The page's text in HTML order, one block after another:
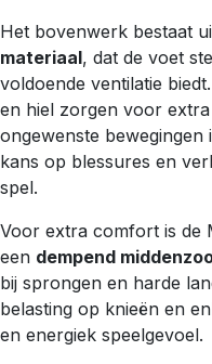
Het bovenwerk bestaat
materiaal, dat de voet
voldoende ventilatie
en hiel zorgen voor
ongewenste bewegingen
kans op blessures en
spel.
Voor extra comfort is de
een dempend
bij sprongen en harde
belasting op knieën en
en energiek speelgevoel.